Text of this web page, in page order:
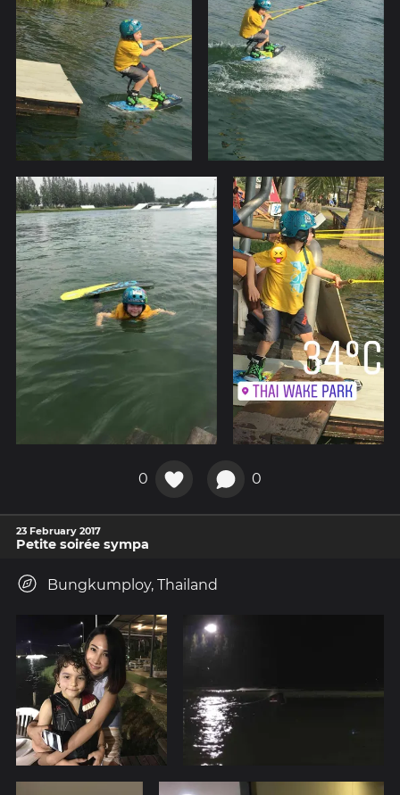
0 0
23 February 2017
Petite soirée sympa
Bungkumploy, Thailand